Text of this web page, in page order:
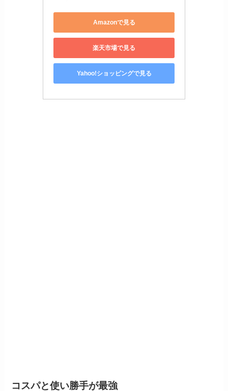
Amazonで見る
楽天市場で見る
Yahoo!ショッピングで見る
コスパと使い勝手が最強